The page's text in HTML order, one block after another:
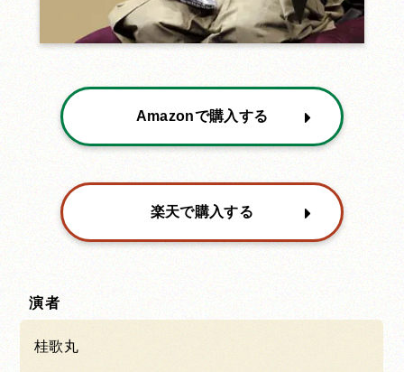
Amazonで購入する
楽天で購入する
演者
桂歌丸